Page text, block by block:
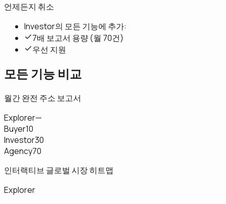
언제든지 취소
Investor의 모든 기능에 추가:
7배 보고서 용량 (월 70건)
우선 지원
모든 기능 비교
월간 완전 주소 보고서
Explorer—
Buyer10
Investor30
Agency70
인터랙티브 글로벌 시장 히트맵
Explorer